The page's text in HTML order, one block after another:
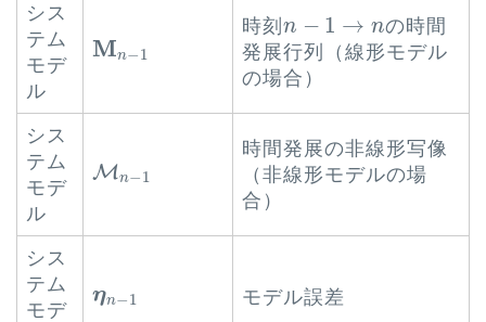
シス
テム
モデ
ル
Mn−1
Mn
時刻 n − 1 → n
n → n
の時間
発展行列（線形モデル
の場合）
シス
テム
モデ
ル
Mn−1
M n
時間発展の非線形写像
（非線形モデルの場
合）
シス
テム
モデ
ηn−1
ηn −1 モデル誤差